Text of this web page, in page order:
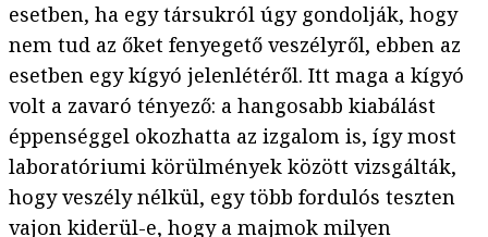
esetben, ha egy társukról úgy gondolják, hogy
nem tud az őket fenyegető veszélyről, ebben az
esetben egy kígyó jelenlétéről. Itt maga a kígyó
volt a zavaró tényező: a hangosabb kiabálást
éppenséggel okozhatta az izgalom is, így most
laboratóriumi körülmények között vizsgálták,
hogy veszély nélkül, egy több fordulós teszten
vajon kiderül-e, hogy a majmok milyen